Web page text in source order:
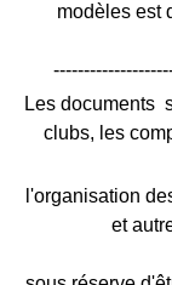
modèles est
Les documents
clubs, les
l'organisation
et